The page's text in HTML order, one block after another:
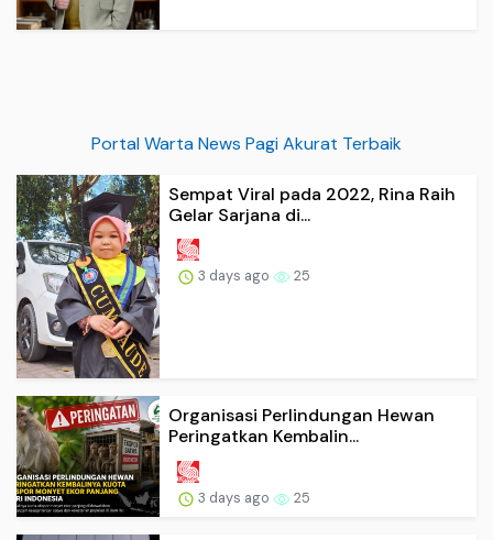
Portal Warta News Pagi Akurat Terbaik
Sempat Viral pada 2022, Rina Raih
Gelar Sarjana di...
3 days ago 25
Organisasi Perlindungan Hewan
Peringatkan Kembalin...
3 days ago 25